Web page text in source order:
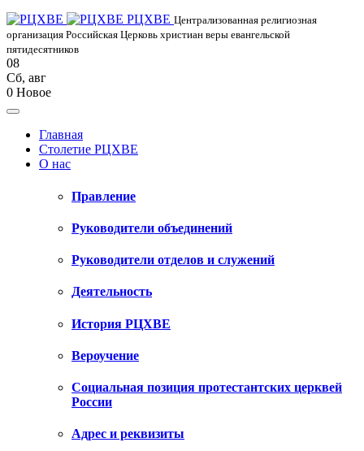
РЦХВЕ Централизованная религиозная
организация Российская Церковь христиан веры евангельской
пятидесятников
08
Сб, авг
0 Новое
Главная
Столетие РЦХВЕ
О нас
Правление
Руководители объединений
Руководители отделов и служений
Деятельность
История РЦХВЕ
Вероучение
Социальная позиция протестантских церквей
России
Адрес и реквизиты